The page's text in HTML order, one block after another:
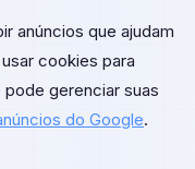
anúncios que ajudam
cookies para
gerenciar suas
do Google.